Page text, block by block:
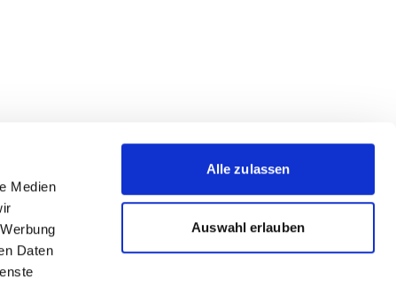
Medien
Daten
Alle zulassen
Auswahl erlauben